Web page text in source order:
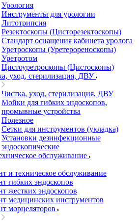
Урология
Инструменты для урологии
Литотрипсия
Резектоскопы (Цисторезектоскопы)
Стандарт оснащения кабинета уролога
Уретроскопы (Уретерореноскопы)
Уретротом
Цистоуретроскопы (Цистоскопы)
уход, стерилизация, ДВУ
Чистка, уход, стерилизация, ДВУ
Мойки для гибких эндоскопов,
промывные устройства
Полезное
Сетки для инструментов (укладка)
Установки дезинфекционные
эндоскопические
обслуживание
и техническое обслуживание
гибких эндоскопов
жестких эндоскопов
медицинских инструментов
морцеляторов